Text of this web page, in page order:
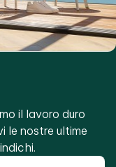
il lavoro duro
le nostre ultime